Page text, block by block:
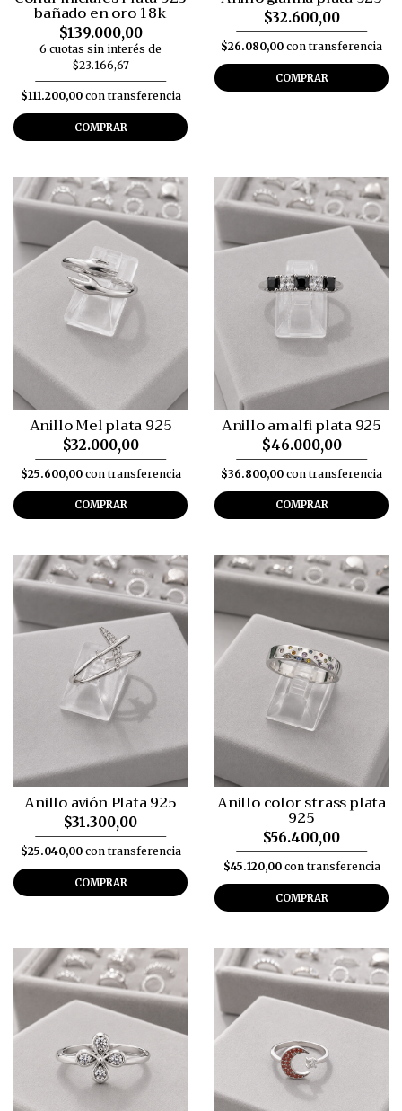
bañado en oro 18k
$139.000,00
6 cuotas sin interés de
$23.166,67
$111.200,00con transferencia
COMPRAR
$32.600,00
$26.080,00 con transferencia
COMPRAR
Anillo Mel plata 925
$32.000,00
$25.600,00con transferencia
COMPRAR
Anillo amalfi plata 925
$46.000,00
$36.800,00 con transferencia
COMPRAR
Anillo avión Plata 925
$31.300,00
$25.040,00con transferencia
COMPRAR
Anillo color strass plata
925
$56.400,00
$45.120,00con transferencia
COMPRAR